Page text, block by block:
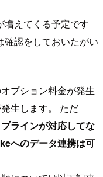
増えてくる予定です
確認をしておいたがい
プション料金が発生
生します。 ただ
ラインが対応してな
へのデータ連携は可